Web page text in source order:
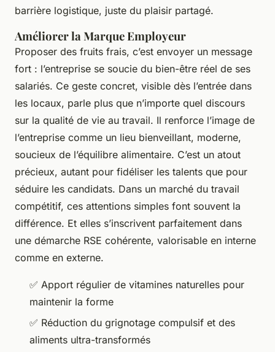
barrière logistique, juste du plaisir partagé.
Améliorer la Marque Employeur
Proposer des fruits frais, c’est envoyer un message
fort : l’entreprise se soucie du bien-être réel de ses
salariés. Ce geste concret, visible dès l’entrée dans
les locaux, parle plus que n’importe quel discours
sur la qualité de vie au travail. Il renforce l’image de
l’entreprise comme un lieu bienveillant, moderne,
soucieux de l’équilibre alimentaire. C’est un atout
précieux, autant pour fidéliser les talents que pour
séduire les candidats. Dans un marché du travail
compétitif, ces attentions simples font souvent la
différence. Et elles s’inscrivent parfaitement dans
une démarche RSE cohérente, valorisable en interne
comme en externe.
✅ Apport régulier de vitamines naturelles pour
maintenir la forme
✅ Réduction du grignotage compulsif et des
aliments ultra-transformés